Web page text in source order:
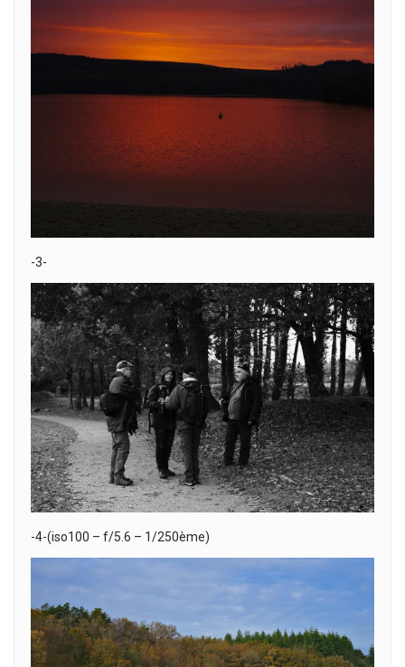
-3-
-4-(iso100 – f/5.6 – 1/250ème)